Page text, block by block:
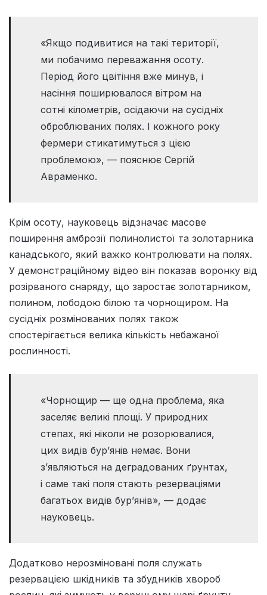
«Якщо подивитися на такі території,
ми побачимо переважання осоту.
Період його цвітіння вже минув, і
насіння поширювалося вітром на
сотні кілометрів, осідаючи на сусідніх
оброблюваних полях. І кожного року
фермери стикатимуться з цією
проблемою», — пояснює Сергій
Авраменко.
Крім осоту, науковець відзначає масове
поширення амброзії полинолистої та золотарника
канадського, який важко контролювати на полях.
У демонстраційному відео він показав воронку від
розірваного снаряду, що заростає золотарником,
полином, лободою білою та чорнощиром. На
сусідніх розмінованих полях також
спостерігається велика кількість небажаної
рослинності.
«Чорнощир — ще одна проблема, яка
заселяє великі площі. У природних
степах, які ніколи не розорювалися,
цих видів бур’янів немає. Вони
з’являються на деградованих ґрунтах,
і саме такі поля стають резерваціями
багатьох видів бур’янів», — додає
науковець.
Додатково нерозміновані поля служать
резервацією шкідників та збудників хвороб